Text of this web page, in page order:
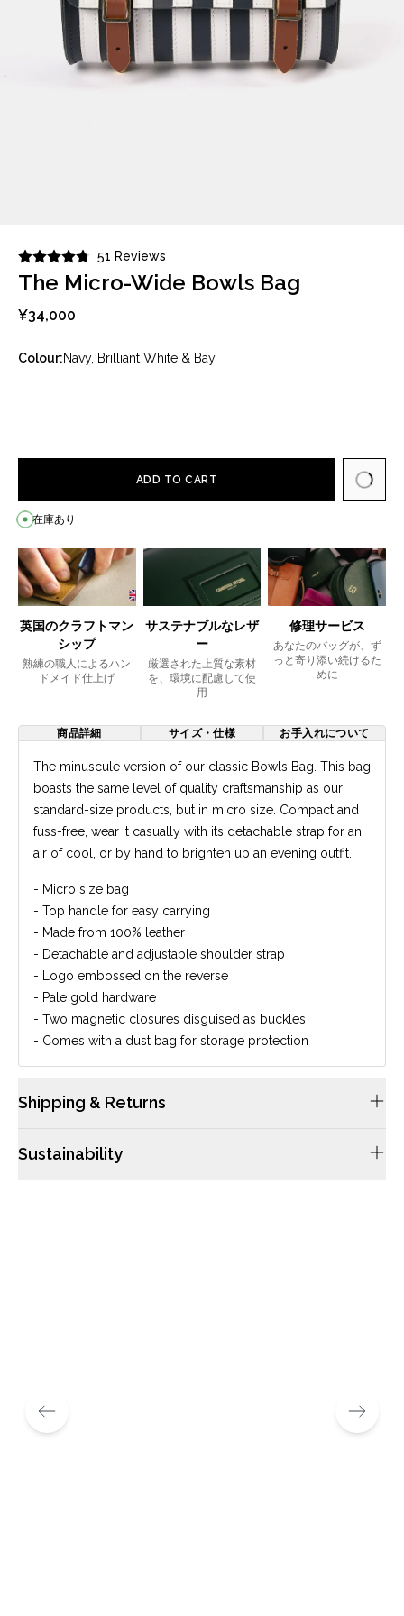
51 Reviews
The Micro-Wide Bowls Bag
¥34,000
Colour:Navy, Brilliant White & Bay
ADD TO CART
在庫あり
英国のクラフトマン
シップ
熟練の職人によるハン
ドメイド仕上げ
サステナブルなレザ
ー
厳選された上質な素材
を、環境に配慮して使
用
修理サービス
あなたのバッグが、ず
っと寄り添い続けるた
めに
商品詳細 サイズ・仕様 お手入れについて
The minuscule version of our classic Bowls Bag. This bag
boasts the same level of quality craftsmanship as our
standard-size products, but in micro size. Compact and
fuss-free, wear it casually with its detachable strap for an
air of cool, or by hand to brighten up an evening outfit.
- Micro size bag
- Top handle for easy carrying
- Made from 100% leather
- Detachable and adjustable shoulder strap
- Logo embossed on the reverse
- Pale gold hardware
- Two magnetic closures disguised as buckles
- Comes with a dust bag for storage protection
Shipping & Returns
Sustainability